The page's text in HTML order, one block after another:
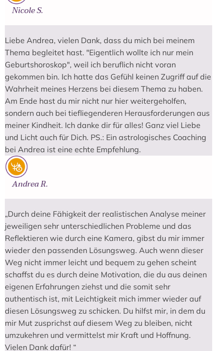
Nicole S.
Liebe Andrea, vielen Dank, dass du mich bei meinem
Thema begleitet hast. "Eigentlich wollte ich nur mein
Geburtshoroskop", weil ich beruflich nicht voran
gekommen bin. Ich hatte das Gefühl keinen Zugriff auf die
Wahrheit meines Herzens bei diesem Thema zu haben.
Am Ende hast du mir nicht nur hier weitergeholfen,
sondern auch bei tiefliegenderen Herausforderungen aus
meiner Kindheit. Ich danke dir für alles! Ganz viel Liebe
und Licht auch für Dich. PS.: Ein astrologisches Coaching
bei Andrea ist eine echte Empfehlung.
Andrea R.
„Durch deine Fähigkeit der realistischen Analyse meiner
jeweiligen sehr unterschiedlichen Probleme und das
Reflektieren wie durch eine Kamera, gibst du mir immer
wieder den passenden Lösungsweg. Auch wenn dieser
Weg nicht immer leicht und bequem zu gehen scheint
schaffst du es durch deine Motivation, die du aus deinen
eigenen Erfahrungen ziehst und die somit sehr
authentisch ist, mit Leichtigkeit mich immer wieder auf
diesen Lösungsweg zu schicken. Du hilfst mir, in dem du
mir Mut zusprichst auf diesem Weg zu bleiben, nicht
umzukehren und vermittelst mir Kraft und Hoffnung.
Vielen Dank dafür! “